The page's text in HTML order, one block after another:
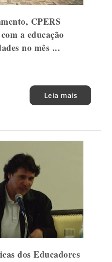
CPERS
a educação
no mês ...
Leia mais
dos Educadores